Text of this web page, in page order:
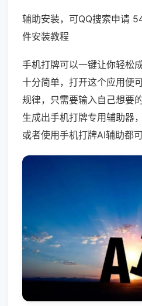
辅助安装，可QQ搜索申请
件安装教程
手机打牌可以一键让你轻松
十分简单，打开这个应用便
规律，只需要输入自己想要
生成出手机打牌专用辅助器
或者使用手机打牌AI辅助都